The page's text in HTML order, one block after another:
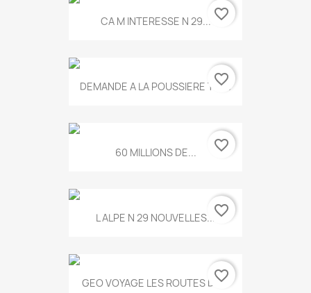
CA M INTERESSE N 29... favorite_border
DEMANDE A LA POUSSIERE T.778
favorite_border
60 MILLIONS DE... favorite_border
L ALPE N 29 NOUVELLES...favorite_border
GEO VOYAGE LES ROUTES DE...
favorite_border